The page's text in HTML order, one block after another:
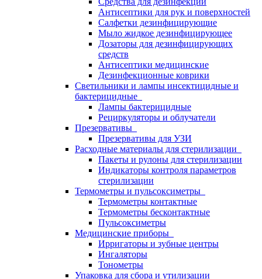
Антисептики для рук и поверхностей
Салфетки дезинфицирующие
Мыло жидкое дезинфицирующее
Дозаторы для дезинфицирующих
средств
Антисептики медицинские
Дезинфекционные коврики
Светильники и лампы инсектицидные и
бактерицидные
Лампы бактерицидные
Рециркуляторы и облучатели
Презервативы
Презервативы для УЗИ
Расходные материалы для стерилизации
Пакеты и рулоны для стерилизации
Индикаторы контроля параметров
стерилизации
Термометры и пульсоксиметры
Термометры контактные
Термометры бесконтактные
Пульсоксиметры
Медицинские приборы
Ирригаторы и зубные центры
Ингаляторы
Тонометры
Упаковка для сбора и утилизации